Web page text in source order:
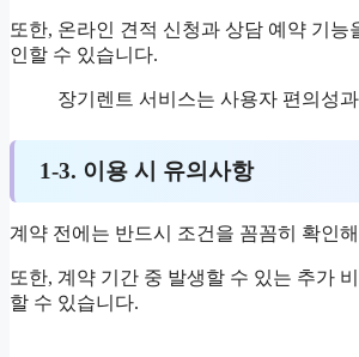
또한, 온라인 견적 신청과 상담 예약 기
인할 수 있습니다.
장기렌트 서비스는 사용자 편의성
1-3. 이용 시 유의사항
계약 전에는 반드시 조건을 꼼꼼히 확인
또한, 계약 기간 중 발생할 수 있는 추가
할 수 있습니다.